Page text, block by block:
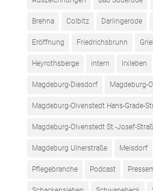
Brehna Colbitz Darlingerode
Eröffnung Friedrichsbrunn
Heyrothsberge intern Irxleben
Magdeburg-Diesdorf Magdeburg-
Magdeburg-Olvenstedt Hans-Grade-
Magdeburg-Olvenstedt St.-Josef-
Magdeburg Ulnerstraße Meisdorf
Pflegebranche Podcast